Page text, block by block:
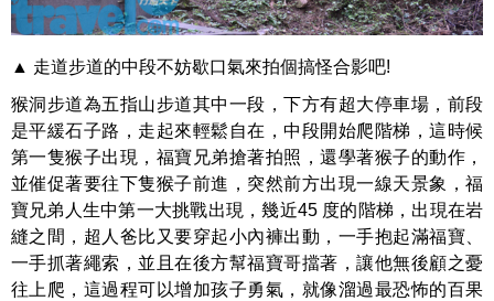
▲ 走道步道的中段不妨歇口氣來拍個搞怪合影吧!
猴洞步道為五指山步道其中一段，下方有超大停車場，前段
是平緩石子路，走起來輕鬆自在，中段開始爬階梯，這時候
第一隻猴子出現，福寶兄弟搶著拍照，還學著猴子的動作，
並催促著要往下隻猴子前進，突然前方出現一線天景象，福
寶兄弟人生中第一大挑戰出現，幾近45 度的階梯，出現在岩
縫之間，超人爸比又要穿起小內褲出動，一手抱起滿福寶、
一手抓著繩索，並且在後方幫福寶哥擋著，讓他無後顧之憂
往上爬，這過程可以增加孩子勇氣，就像溜過最恐怖的百果